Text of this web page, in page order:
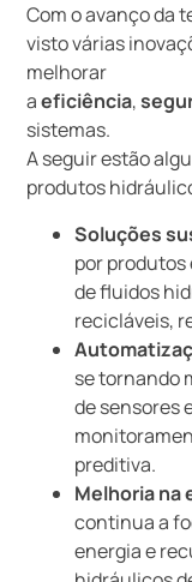
Com o avanço da
visto várias
melhorar
aeficiência,
sistemas.
A seguir estão
produtos
Soluções
por
de fluidos
recicláveis,
se tornando
de sensores
preditiva.
Melhoria na
continua a
energia e